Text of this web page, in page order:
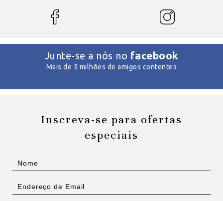
Junte-se a nós no facebook
Mais de 5 milhões de amigos contentes
Inscreva-se para ofertas
especiais